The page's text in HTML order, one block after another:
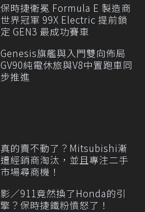
保時捷衛冕 Formula E 製造商
世界冠軍 99X Electric 提前鎖
定 GEN3 最成功賽車
Genesis旗艦與入門雙向佈局
GV90純電休旅與V8中置跑車同
步推進
真的賣不動了？Mitsubishi漸
遭經銷商淘汰，並且專注二手
市場尋商機！
影／911竟然換了Honda的引
擎？保時捷鐵粉憤怒了！